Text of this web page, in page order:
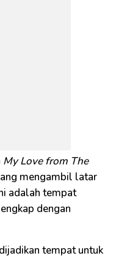
My Love from The
mengambil latar
adalah tempat
dengan
tempat untuk